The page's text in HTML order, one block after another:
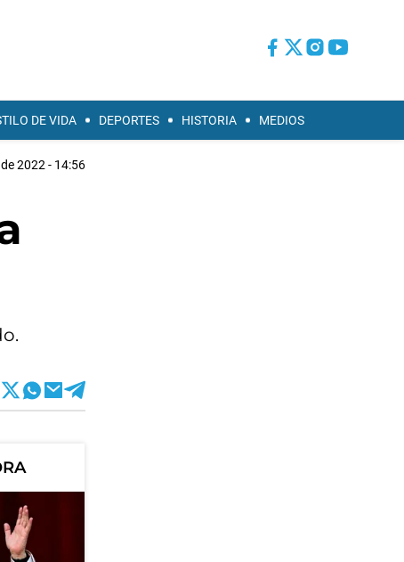
DE VIDA DEPORTES HISTORIA MEDIOS
2022 - 14:56